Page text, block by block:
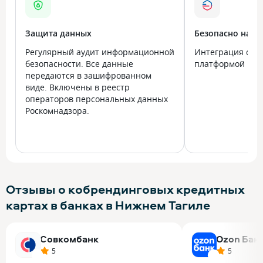
Защита данных
Регулярный аудит информационной
безопасности. Все данные
передаются в зашифрованном
виде. Включены в реестр
операторов персональных данных
Роскомнадзора.
Безопасно на
Интеграция с
платформой
Отзывы о кобрендинговых кредитных
картах в банках в Нижнем Тагиле
Совкомбанк
5
Ozon
5